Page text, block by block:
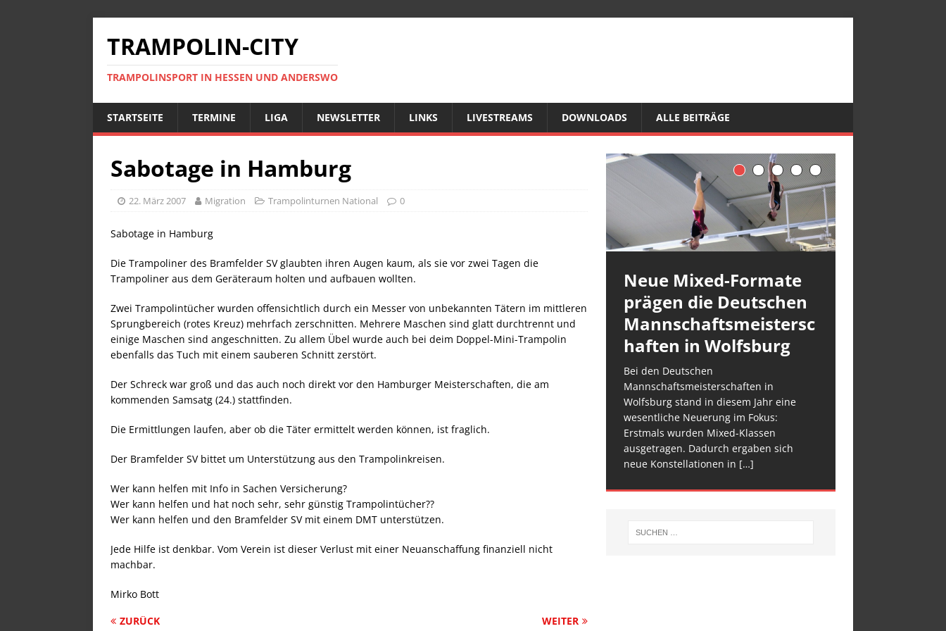
TRAMPOLIN-CITY
TRAMPOLINSPORT IN HESSEN UND ANDERSWO
STARTSEITE TERMINE LIGA NEWSLETTER LINKS LIVESTREAMS DOWNLOADS ALLE BEITRÄGE
Sabotage in Hamburg
22. März 2007 Migration Trampolinturnen National 0
Sabotage in Hamburg
Die Trampoliner des Bramfelder SV glaubten ihren Augen kaum, als sie vor zwei Tagen die
Trampoliner aus dem Geräteraum holten und aufbauen wollten.
Zwei Trampolintücher wurden offensichtlich durch ein Messer von unbekannten Tätern im mittleren
Sprungbereich (rotes Kreuz) mehrfach zerschnitten. Mehrere Maschen sind glatt durchtrennt und
einige Maschen sind angeschnitten. Zu allem Übel wurde auch bei deim Doppel-Mini-Trampolin
ebenfalls das Tuch mit einem sauberen Schnitt zerstört.
Der Schreck war groß und das auch noch direkt vor den Hamburger Meisterschaften, die am
kommenden Samsatg (24.) stattfinden.
Die Ermittlungen laufen, aber ob die Täter ermittelt werden können, ist fraglich.
Der Bramfelder SV bittet um Unterstützung aus den Trampolinkreisen.
Wer kann helfen mit Info in Sachen Versicherung?
Wer kann helfen und hat noch sehr, sehr günstig Trampolintücher??
Wer kann helfen und den Bramfelder SV mit einem DMT unterstützen.
Jede Hilfe ist denkbar. Vom Verein ist dieser Verlust mit einer Neuanschaffung finanziell nicht
machbar.
Mirko Bott
ZURÜCK
WEITER
Neue Mixed-Formate
prägen die Deutschen
Mannschaftsmeistersc
haften in Wolfsburg
Bei den Deutschen
Mannschaftsmeisterschaften in
Wolfsburg stand in diesem Jahr eine
wesentliche Neuerung im Fokus:
Erstmals wurden Mixed-Klassen
ausgetragen. Dadurch ergaben sich
neue Konstellationen in […]